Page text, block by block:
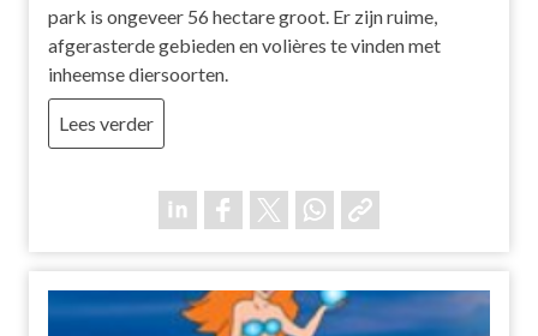
park is ongeveer 56 hectare groot. Er zijn ruime,
afgerasterde gebieden en volières te vinden met
inheemse diersoorten.
Lees verder